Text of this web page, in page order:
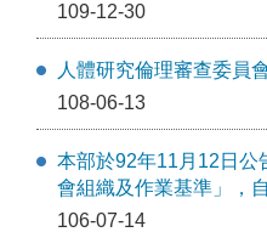
109-12-30
人體研究倫理審查委員
108-06-13
本部於92年11月12日公
會組織及作業基準」，
106-07-14